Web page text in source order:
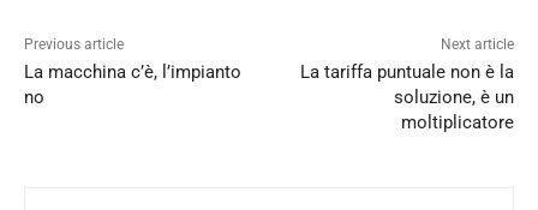
Previous article
La macchina c’è, l’impianto
no
Next article
La tariffa puntuale non è la
soluzione, è un
moltiplicatore